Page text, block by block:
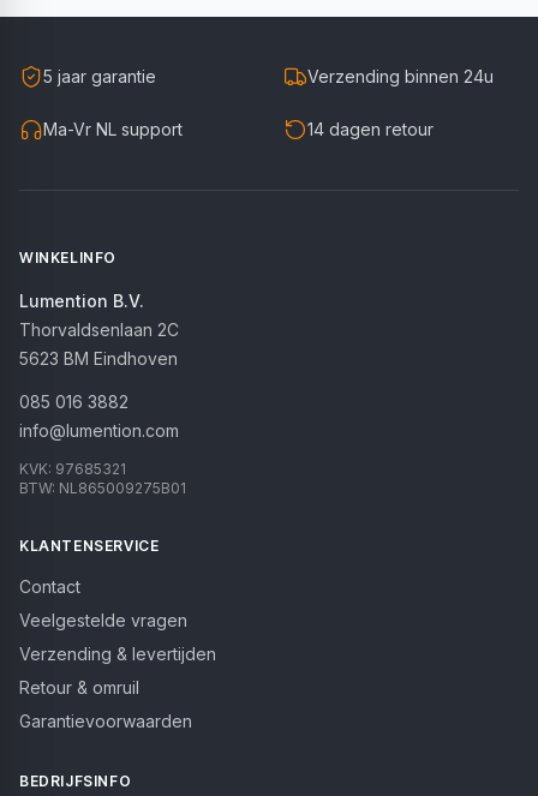
5 jaar garantie Verzending binnen 24u
Ma-Vr NL support 14 dagen retour
WINKELINFO
Lumention B.V.
Thorvaldsenlaan 2C
5623 BM Eindhoven
085 016 3882
info@lumention.com
KVK: 97685321
BTW: NL865009275B01
KLANTENSERVICE
Contact
Veelgestelde vragen
Verzending & levertijden
Retour & omruil
Garantievoorwaarden
BEDRIJFSINFO